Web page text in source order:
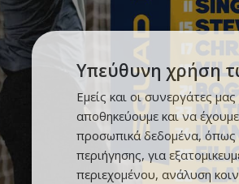
Υπεύθυνη χρήση
Εμείς και οι συνεργάτες
αποθηκεύουμε και να
προσωπικά δεδομένα, όπως
περιήγησης, για
περιεχομένου, ανάλυση